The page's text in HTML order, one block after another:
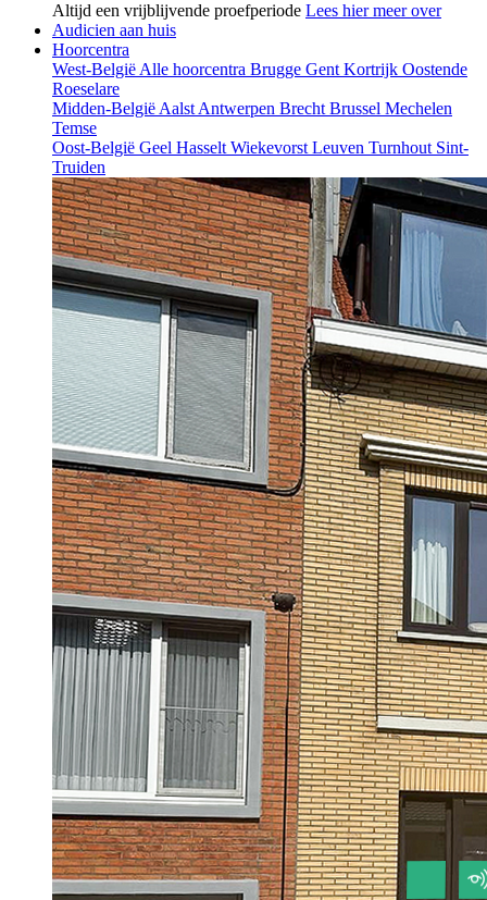
Altijd een vrijblijvende proefperiode Lees hier meer over
Audicien aan huis
Hoorcentra
West-België Alle hoorcentra Brugge Gent Kortrijk Oostende
Roeselare
Midden-België Aalst Antwerpen Brecht Brussel Mechelen
Temse
Oost-België Geel Hasselt Wiekevorst Leuven Turnhout Sint-
Truiden